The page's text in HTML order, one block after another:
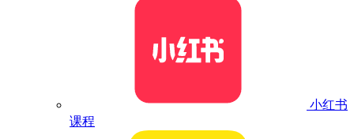
小红书
课程